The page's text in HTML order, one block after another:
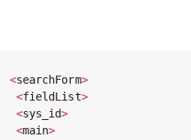
<searchForm>
<fieldList>
<sys_id>
<main>